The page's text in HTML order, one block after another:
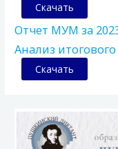
Скачать
Отчет МУМ за
Анализ
Скачать